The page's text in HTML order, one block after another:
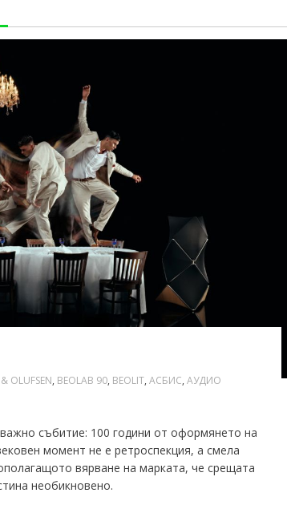
OLUFSEN, BEOLAB 90, BEOLIT, АСБИС, АУДИО
събитие: 100 години от оформянето на
момент не е ретроспекция, а смела
вярване на марката, че срещата
необикновено.